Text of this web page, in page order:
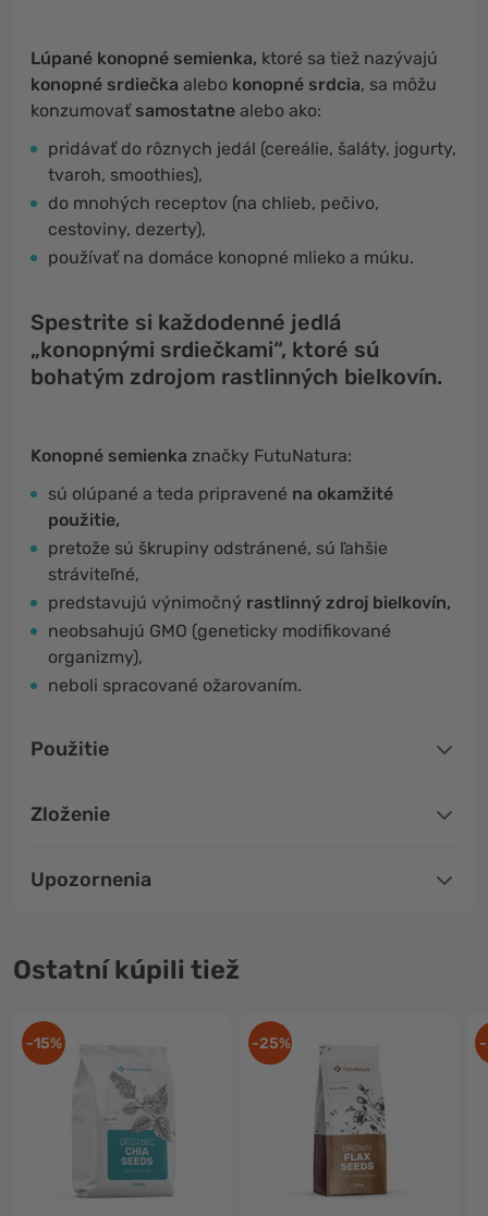
Lúpané konopné semienka, ktoré sa tiež nazývajú
konopné srdiečka alebo konopné srdcia, sa môžu
konzumovať samostatne alebo ako:
pridávať do rôznych jedál (cereálie, šaláty, jogurty,
tvaroh, smoothies),
do mnohých receptov (na chlieb, pečivo,
cestoviny, dezerty),
používať na domáce konopné mlieko a múku.
Spestrite si každodenné jedlá
„konopnými srdiečkami“, ktoré sú
bohatým zdrojom rastlinných bielkovín.
Konopné semienka značky FutuNatura:
sú olúpané a teda pripravené na okamžité
použitie,
pretože sú škrupiny odstránené, sú ľahšie
stráviteľné,
predstavujú výnimočný rastlinný zdroj bielkovín,
neobsahujú GMO (geneticky modifikované
organizmy),
neboli spracované ožarovaním.
Použitie
Zloženie
Upozornenia
Ostatní kúpili tiež
-15% -25%